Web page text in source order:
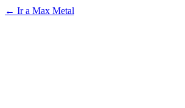
← Ir a Max Metal